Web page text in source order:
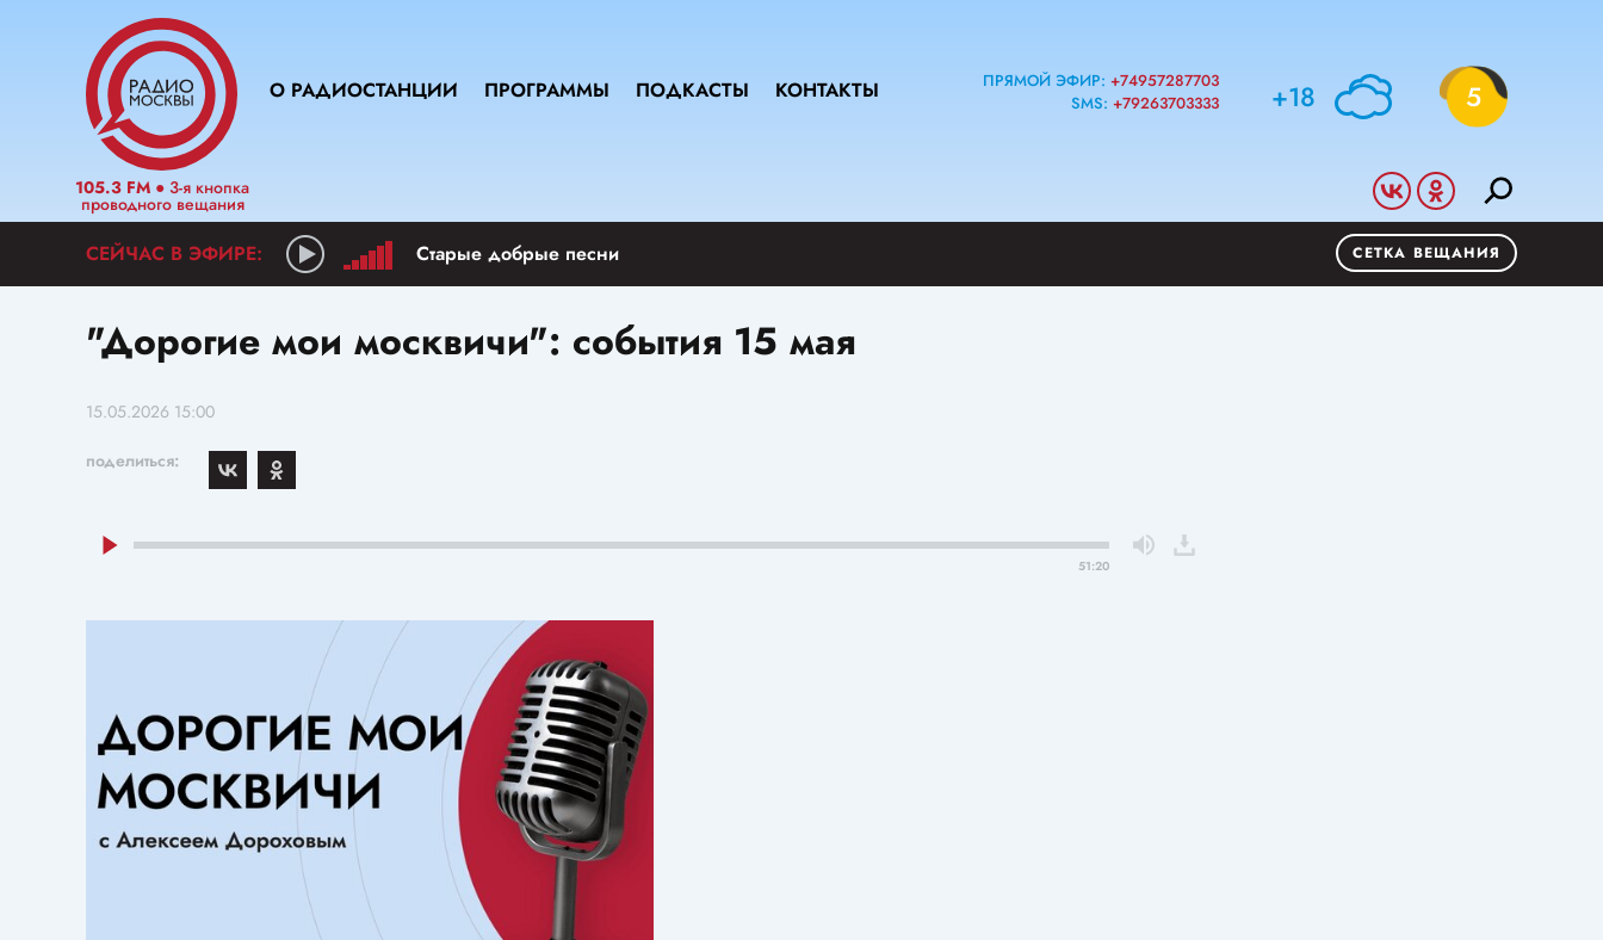
105.3 FM ● 3-я кнопка
проводного вещания
О РАДИОСТАНЦИИ ПРОГРАММЫ ПОДКАСТЫ КОНТАКТЫ ПРЯМОЙ ЭФИР: +74957287703
SMS: +79263703333 +18 5
Старые добрые песни СЕТКА ВЕЩАНИЯ
"Дорогие мои москвичи": события 15 мая
15.05.2026 15:00
поделиться:
51:20